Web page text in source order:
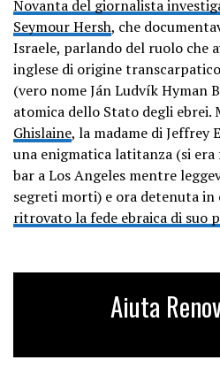
Novanta del giornalista
Seymour Hersh, che
Israele, parlando del ruolo che
inglese di origine
(vero nome Ján Ludvík Hyman
atomica dello Stato degli ebrei.
Ghislaine, la madame di Jeffrey
una enigmatica latitanza (si
bar a Los Angeles mentre
segreti morti) e ora detenuta in
ritrovato la fede ebraica di suo
Aiuta